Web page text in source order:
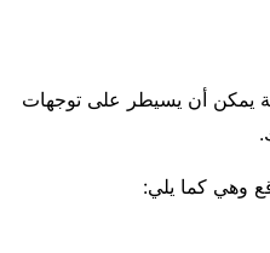
يمكن أن يسيطر على توجهات
وهي كما يلي: